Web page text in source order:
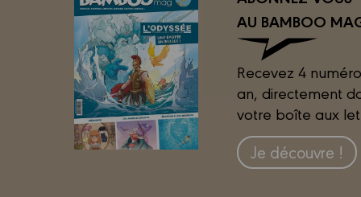
AU BAMBOO
Recevez 4
an, directement
votre boîte aux
Je découvre !